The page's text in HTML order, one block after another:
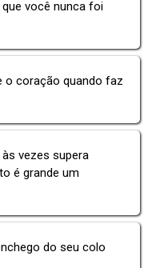
você nunca foi
o coração quando faz
vezes supera
é grande um
do seu colo